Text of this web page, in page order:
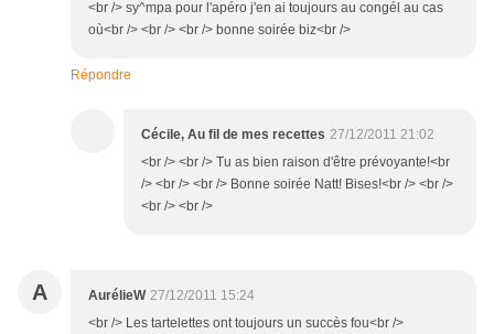
<br /> sy^mpa pour l'apéro j'en ai toujours au congél au cas
où<br /> <br /> <br /> bonne soirée biz<br />
Répondre
Cécile, Au fil de mes recettes 27/12/2011 21:02
<br /> <br /> Tu as bien raison d'être prévoyante!<br
/> <br /> <br /> Bonne soirée Natt! Bises!<br /> <br />
<br /> <br />
A AurélieW 27/12/2011 15:24
<br /> Les tartelettes ont toujours un succès fou<br />